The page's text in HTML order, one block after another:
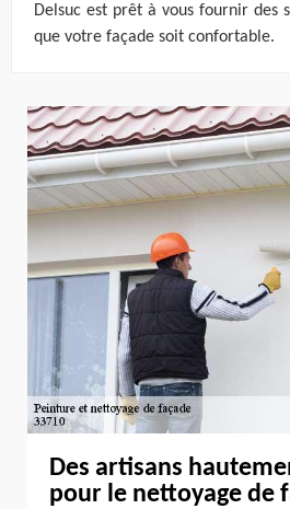
Delsuc est prêt à vous fournir des
que votre façade soit confortable.
Des artisans
pour le nettoyage de